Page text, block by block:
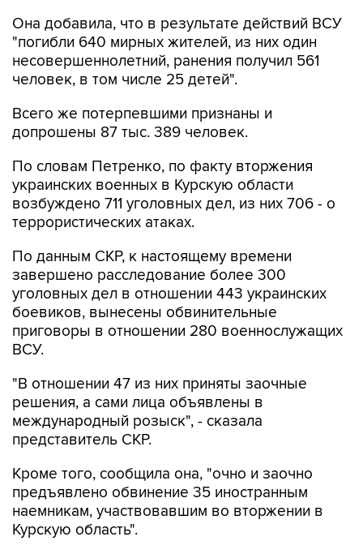
Она добавила, что в результате действий ВСУ
"погибли 640 мирных жителей, из них один
несовершеннолетний, ранения получил 561
человек, в том числе 25 детей".
Всего же потерпевшими признаны и
допрошены 87 тыс. 389 человек.
По словам Петренко, по факту вторжения
украинских военных в Курскую области
возбуждено 711 уголовных дел, из них 706 - о
террористических атаках.
По данным СКР, к настоящему времени
завершено расследование более 300
уголовных дел в отношении 443 украинских
боевиков, вынесены обвинительные
приговоры в отношении 280 военнослужащих
ВСУ.
"В отношении 47 из них приняты заочные
решения, а сами лица объявлены в
международный розыск", - сказала
представитель СКР.
Кроме того, сообщила она, "очно и заочно
предъявлено обвинение 35 иностранным
наемникам, участвовавшим во вторжении в
Курскую область".